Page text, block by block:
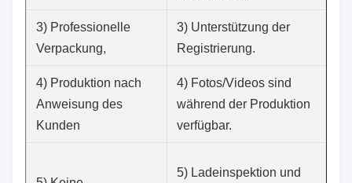
3) Professionelle
Verpackung,
3) Unterstützung der
Registrierung.
4) Produktion nach
Anweisung des
Kunden
4) Fotos/Videos sind
während der Produktion
verfügbar.
5) Ladeinspektion und